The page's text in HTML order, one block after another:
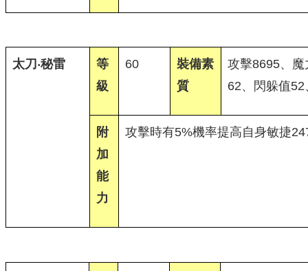
太刀‧秘雷
等
級
60
裝備素
質
攻擊8695、
62、閃躲值
附
加
能
力
攻擊時有5%機率提高自身敏捷